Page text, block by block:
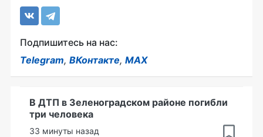
Подпишитесь на нас:
Telegram, ВКонтакте, MAX
В ДТП в Зеленоградском районе погибли
три человека
33 минуты назад